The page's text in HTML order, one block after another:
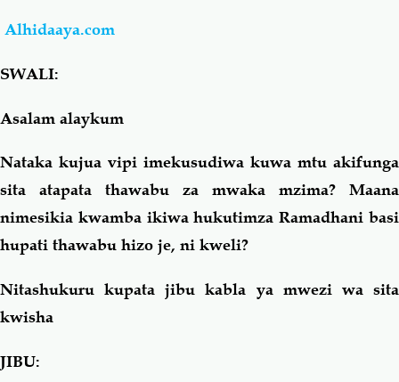
Familia-Jamii Maswali-Majibu
Chemsha Bongo Vitabu
Alhidaaya.com
SWALI:
Asalam alaykum
Nataka kujua vipi imekusudiwa kuwa mtu akifunga
sita atapata thawabu za mwaka mzima? Maana
nimesikia kwamba ikiwa hukutimza Ramadhani basi
hupati thawabu hizo je, ni kweli?
Nitashukuru kupata jibu kabla ya mwezi wa sita
kwisha
JIBU: